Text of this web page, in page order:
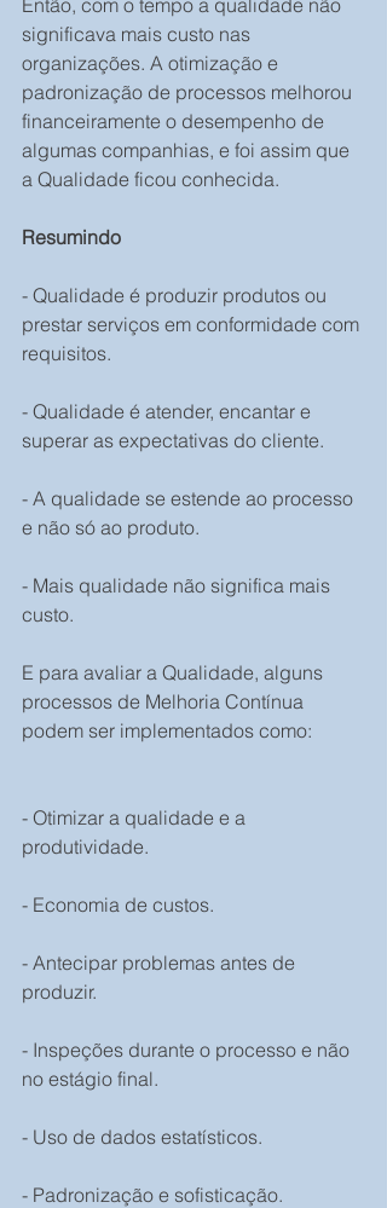
significava mais custo nas
organizações. A otimização e
padronização de processos melhorou
financeiramente o desempenho de
algumas companhias, e foi assim que
a Qualidade ficou conhecida.
Resumindo
- Qualidade é produzir produtos ou
prestar serviços em conformidade com
requisitos.
- Qualidade é atender, encantar e
superar as expectativas do cliente.
- A qualidade se estende ao processo
e não só ao produto.
- Mais qualidade não significa mais
custo.
E para avaliar a Qualidade, alguns
processos de Melhoria Contínua
podem ser implementados como:
- Otimizar a qualidade e a
produtividade.
- Economia de custos.
- Antecipar problemas antes de
produzir.
- Inspeções durante o processo e não
no estágio final.
- Uso de dados estatísticos.
- Padronização e sofisticação.